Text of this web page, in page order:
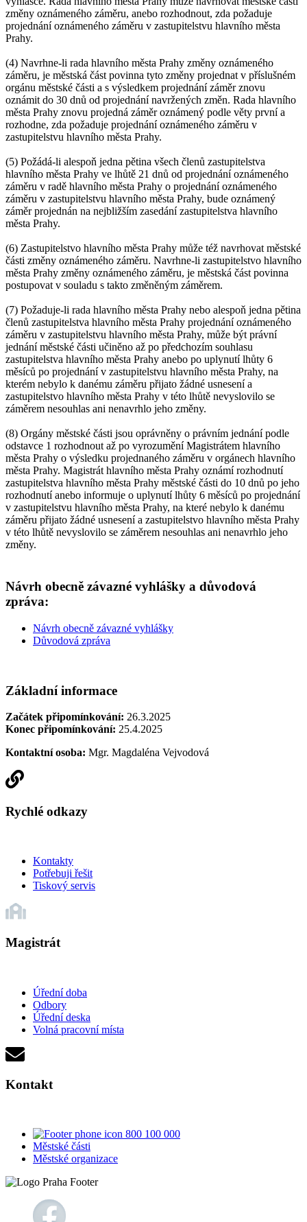
změny oznámeného záměru, anebo rozhodnout, zda požaduje
projednání oznámeného záměru v zastupitelstvu hlavního města
Prahy.
(4) Navrhne-li rada hlavního města Prahy změny oznámeného
záměru, je městská část povinna tyto změny projednat v příslušném
orgánu městské části a s výsledkem projednání záměr znovu
oznámit do 30 dnů od projednání navržených změn. Rada hlavního
města Prahy znovu projedná záměr oznámený podle věty první a
rozhodne, zda požaduje projednání oznámeného záměru v
zastupitelstvu hlavního města Prahy.
(5) Požádá-li alespoň jedna pětina všech členů zastupitelstva
hlavního města Prahy ve lhůtě 21 dnů od projednání oznámeného
záměru v radě hlavního města Prahy o projednání oznámeného
záměru v zastupitelstvu hlavního města Prahy, bude oznámený
záměr projednán na nejbližším zasedání zastupitelstva hlavního
města Prahy.
(6) Zastupitelstvo hlavního města Prahy může též navrhovat městské
části změny oznámeného záměru. Navrhne-li zastupitelstvo hlavního
města Prahy změny oznámeného záměru, je městská část povinna
postupovat v souladu s takto změněným záměrem.
(7) Požaduje-li rada hlavního města Prahy nebo alespoň jedna pětina
členů zastupitelstva hlavního města Prahy projednání oznámeného
záměru v zastupitelstvu hlavního města Prahy, může být právní
jednání městské části učiněno až po předchozím souhlasu
zastupitelstva hlavního města Prahy anebo po uplynutí lhůty 6
měsíců po projednání v zastupitelstvu hlavního města Prahy, na
kterém nebylo k danému záměru přijato žádné usnesení a
zastupitelstvo hlavního města Prahy v této lhůtě nevyslovilo se
záměrem nesouhlas ani nenavrhlo jeho změny.
(8) Orgány městské části jsou oprávněny o právním jednání podle
odstavce 1 rozhodnout až po vyrozumění Magistrátem hlavního
města Prahy o výsledku projednaného záměru v orgánech hlavního
města Prahy. Magistrát hlavního města Prahy oznámí rozhodnutí
zastupitelstva hlavního města Prahy městské části do 10 dnů po jeho
rozhodnutí anebo informuje o uplynutí lhůty 6 měsíců po projednání
v zastupitelstvu hlavního města Prahy, na které nebylo k danému
záměru přijato žádné usnesení a zastupitelstvo hlavního města Prahy
v této lhůtě nevyslovilo se záměrem nesouhlas ani nenavrhlo jeho
změny.
Návrh obecně závazné vyhlášky a důvodová
zpráva:
Návrh obecně závazné vyhlášky
Důvodová zpráva
Základní informace
Začátek připomínkování: 26.3.2025
Konec připomínkování: 25.4.2025
Kontaktní osoba: Mgr. Magdaléna Vejvodová
Rychlé odkazy
Kontakty
Potřebuji řešit
Tiskový servis
Magistrát
Úřední doba
Odbory
Úřední deska
Volná pracovní místa
Kontakt
800 100 000
Městské části
Městské organizace